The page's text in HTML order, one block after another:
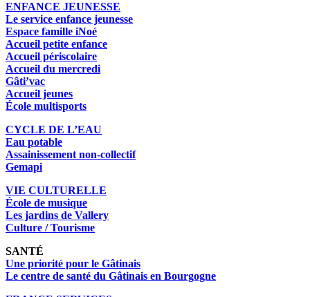
ENFANCE JEUNESSE
Le service enfance jeunesse
Espace famille iNoé
Accueil petite enfance
Accueil périscolaire
Accueil du mercredi
Gâti’vac
Accueil jeunes
École multisports
CYCLE DE L’EAU
Eau potable
Assainissement non-collectif
Gemapi
VIE CULTURELLE
École de musique
Les jardins de Vallery
Culture / Tourisme
SANTÉ
Une priorité pour le Gâtinais
Le centre de santé du Gâtinais en Bourgogne